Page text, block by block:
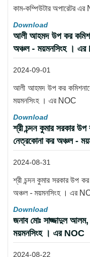
কাম-কম্পিউটার অপারেটর
Download
আলী আহমদ উপ কর
অঞ্চল - ময়মনসিংহ ।
2024-09-01
আলী আহমদ উপ কর
ময়মনসিংহ । এর NOC
Download
শ্রী চন্দন কুমার সরকার উপ
নেত্রকোনা কর অঞ্চল -
2024-08-31
শ্রী চন্দন কুমার সরকার উপ
অঞ্চল - ময়মনসিংহ । এর
Download
জনাব মোঃ সাজ্জাদুল আলম,
ময়মনসিংহ । এর NOC
2024-08-22